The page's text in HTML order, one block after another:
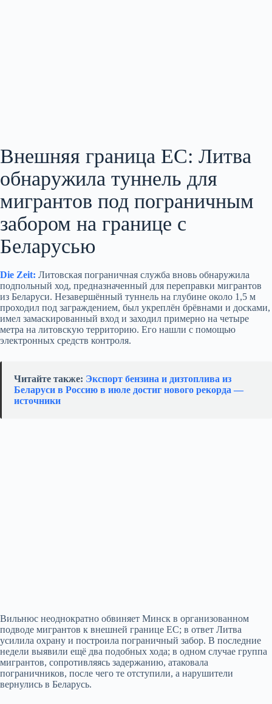
Внешняя граница ЕС: Литва
обнаружила туннель для
мигрантов под пограничным
забором на границе с
Беларусью
Die Zeit: Литовская пограничная служба вновь обнаружила
подпольный ход, предназначенный для переправки мигрантов
из Беларуси. Незавершённый туннель на глубине около 1,5 м
проходил под заграждением, был укреплён брёвнами и досками,
имел замаскированный вход и заходил примерно на четыре
метра на литовскую территорию. Его нашли с помощью
электронных средств контроля.
Читайте также: Экспорт бензина и дизтоплива из
Беларуси в Россию в июле достиг нового рекорда —
источники
Вильнюс неоднократно обвиняет Минск в организованном
подводе мигрантов к внешней границе ЕС; в ответ Литва
усилила охрану и построила пограничный забор. В последние
недели выявили ещё два подобных хода; в одном случае группа
мигрантов, сопротивляясь задержанию, атаковала
пограничников, после чего те отступили, а нарушители
вернулись в Беларусь.